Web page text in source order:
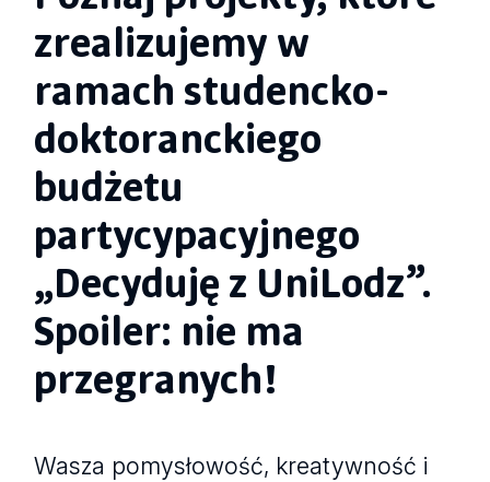
zrealizujemy w
ramach studencko-
doktoranckiego
budżetu
partycypacyjnego
„Decyduję z UniLodz”.
Spoiler: nie ma
przegranych!
Wasza pomysłowość, kreatywność i